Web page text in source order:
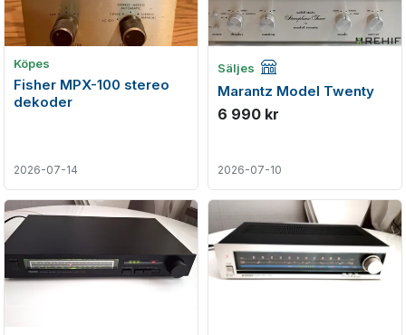
Köpes
Fisher MPX-100 stereo
dekoder
2026-07-14
Säljes Företagsannons
Marantz Model Twenty
6 990 kr
2026-07-10